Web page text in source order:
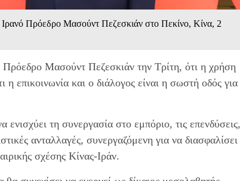
Ιρανό Πρόεδρο Μασούντ Πεζεσκιάν στο Πεκίνο, Κίνα, 2
Μασούντ Πεζεσκιάν την Τρίτη, ότι η χρήση
η επικοινωνία και ο διάλογος είναι η σωστή οδός για
τη συνεργασία στο εμπόριο, τις επενδύσεις,
ανταλλαγές, συνεργαζόμενη για να διασφαλίσει
σχέσης Κίνας-Ιράν.